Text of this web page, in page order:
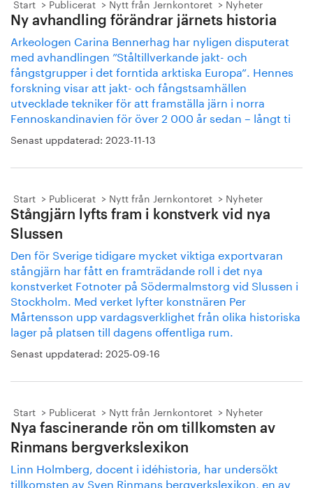
Start Publicerat Nytt från Jernkontoret Nyheter
Ny avhandling förändrar järnets historia
Arkeologen Carina Bennerhag har nyligen disputerat
med avhandlingen ”Ståltillverkande jakt- och
fångstgrupper i det forntida arktiska Europa”. Hennes
forskning visar att jakt- och fångstsamhällen
utvecklade tekniker för att framställa järn i norra
Fennoskandinavien för över 2 000 år sedan – långt ti
Senast uppdaterad: 2023-11-13
Start Publicerat Nytt från Jernkontoret Nyheter
Stångjärn lyfts fram i konstverk vid nya
Slussen
Den för Sverige tidigare mycket viktiga exportvaran
stångjärn har fått en framträdande roll i det nya
konstverket Fotnoter på Södermalmstorg vid Slussen i
Stockholm. Med verket lyfter konstnären Per
Mårtensson upp vardagsverklighet från olika historiska
lager på platsen till dagens offentliga rum.
Senast uppdaterad: 2025-09-16
Start Publicerat Nytt från Jernkontoret Nyheter
Nya fascinerande rön om tillkomsten av
Rinmans bergverkslexikon
Linn Holmberg, docent i idéhistoria, har undersökt
tillkomsten av Sven Rinmans bergverkslexikon, en av